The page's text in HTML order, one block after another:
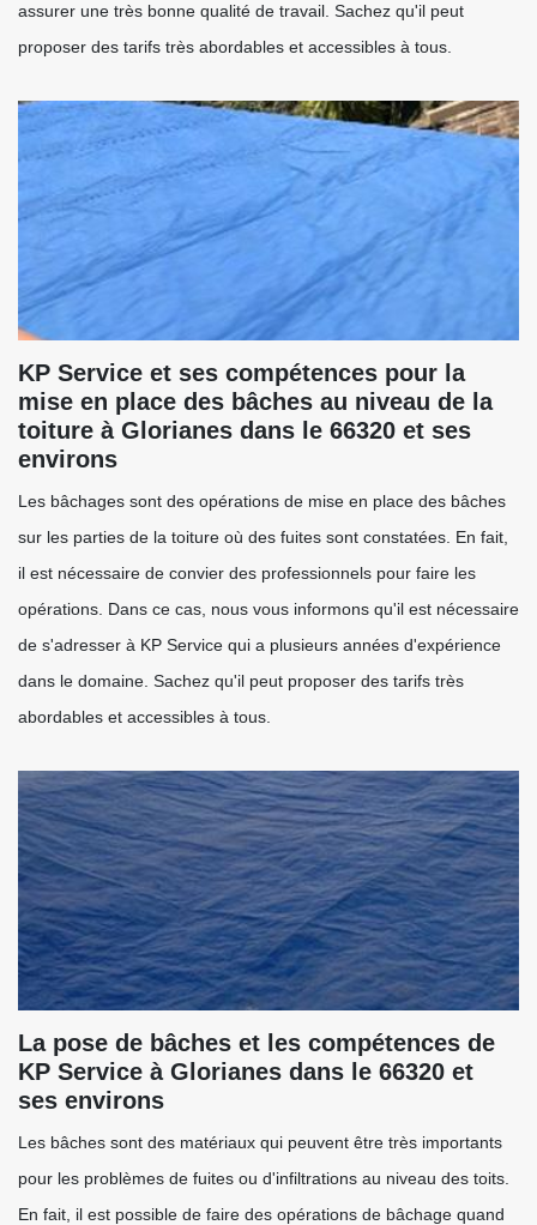
assurer une très bonne qualité de travail. Sachez qu'il peut
proposer des tarifs très abordables et accessibles à tous.
KP Service et ses compétences pour la
mise en place des bâches au niveau de la
toiture à Glorianes dans le 66320 et ses
environs
Les bâchages sont des opérations de mise en place des bâches
sur les parties de la toiture où des fuites sont constatées. En fait,
il est nécessaire de convier des professionnels pour faire les
opérations. Dans ce cas, nous vous informons qu'il est nécessaire
de s'adresser à KP Service qui a plusieurs années d'expérience
dans le domaine. Sachez qu'il peut proposer des tarifs très
abordables et accessibles à tous.
La pose de bâches et les compétences de
KP Service à Glorianes dans le 66320 et
ses environs
Les bâches sont des matériaux qui peuvent être très importants
pour les problèmes de fuites ou d'infiltrations au niveau des toits.
En fait, il est possible de faire des opérations de bâchage quand